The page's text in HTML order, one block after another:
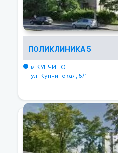
ПОЛИКЛИНИКА 5
м.КУПЧИНО
ул. Купчинская, 5/1